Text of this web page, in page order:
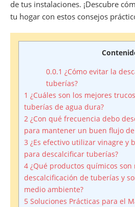
de tus instalaciones. ¡Descubre
tu hogar con estos consejos
0.0.1 ¿Cómo evitar la
tuberías?
1 ¿Cuáles son los mejores
tuberías de agua dura?
2 ¿Con qué frecuencia debo
para mantener un buen flujo de
3 ¿Es efectivo utilizar vinagre y
para descalcificar tuberías?
4 ¿Qué productos químicos
descalcificación de tuberías y
medio ambiente?
5 Soluciones Prácticas para el